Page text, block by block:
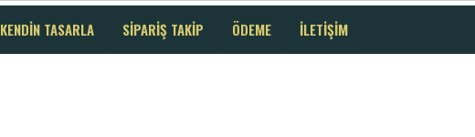
KENDİN TASARLA SİPARİŞ TAKİP ÖDEME İLETİŞİM